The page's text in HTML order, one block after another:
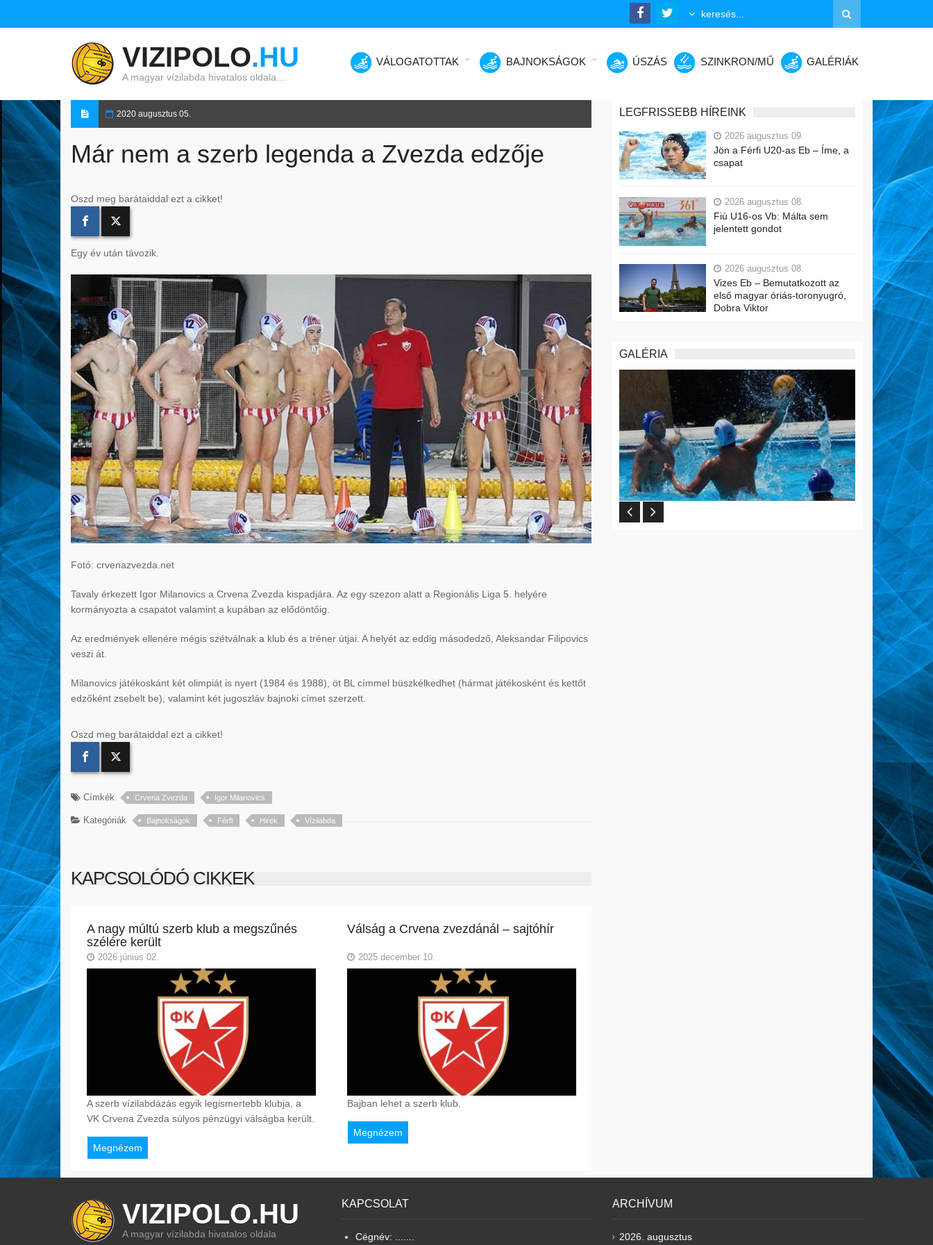
VIZIPOLO.HU
A magyar vízilabda hivatalos oldala…
VÁLOGATOTTAK BAJNOKSÁGOK ÚSZÁS SZINKRON/MŰ GALÉRIÁK
2020 augusztus 05.
Már nem a szerb legenda a Zvezda edzője
Oszd meg barátaiddal ezt a cikket!
Egy év után távozik.
Fotó: crvenazvezda.net
Tavaly érkezett Igor Milanovics a Crvena Zvezda kispadjára. Az egy szezon alatt a Regionális Liga 5. helyére
kormányozta a csapatot valamint a kupában az elődöntőig.
Az eredmények ellenére mégis szétválnak a klub és a tréner útjai. A helyét az eddig másodedző, Aleksandar Filipovics
veszi át.
Milanovics játékoskánt két olimpiát is nyert (1984 és 1988), öt BL címmel büszkélkedhet (hármat játékosként és kettőt
edzőként zsebelt be), valamint két jugoszláv bajnoki címet szerzett.
Oszd meg barátaiddal ezt a cikket!
Címkék Crvena Zvezda Igor Milanovics
Kategóriák Bajnokságok Férfi Hirek Vízilabda
KAPCSOLÓDÓ CIKKEK
A nagy múltú szerb klub a megszűnés
szélére került
2026 június 02.
A szerb vízilabdázás egyik legismertebb klubja, a
VK Crvena Zvezda súlyos pénzügyi válságba került.
Megnézem
Válság a Crvena zvezdánál – sajtóhír
2025 december 10.
Bajban lehet a szerb klub.
Megnézem
LEGFRISSEBB HÍREINK
2026 augusztus 09.
Jön a Férfi U20-as Eb – Íme, a
csapat
2026 augusztus 08.
Fiú U16-os Vb: Málta sem
jelentett gondot
2026 augusztus 08.
Vizes Eb – Bemutatkozott az
első magyar óriás-toronyugró,
Dobra Viktor
GALÉRIA
VIZIPOLO.HU
A magyar vízilabda hivatalos oldala
KAPCSOLAT
Cégnév: .......
ARCHÍVUM
2026. augusztus